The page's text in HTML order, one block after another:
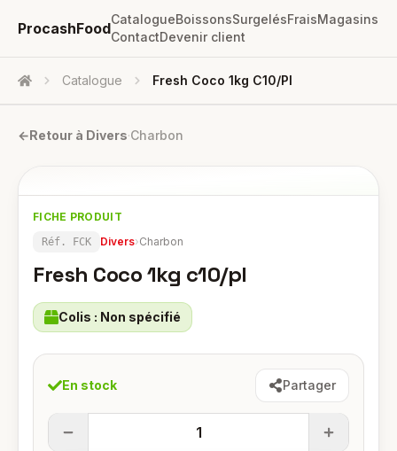
ProcashFood
CatalogueBoissonsSurgelésFraisMagasins
ContactDevenir client
Accueil Catalogue Fresh Coco 1kg C10/pl
←Retour à Divers·Charbon
FICHE PRODUIT
Réf. FCK Divers›Charbon
Fresh Coco 1kg c10/pl
Colis : Non spécifié
En stock Partager
1